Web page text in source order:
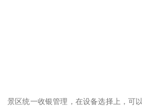
景区统一收银管理，在设备选择上，可